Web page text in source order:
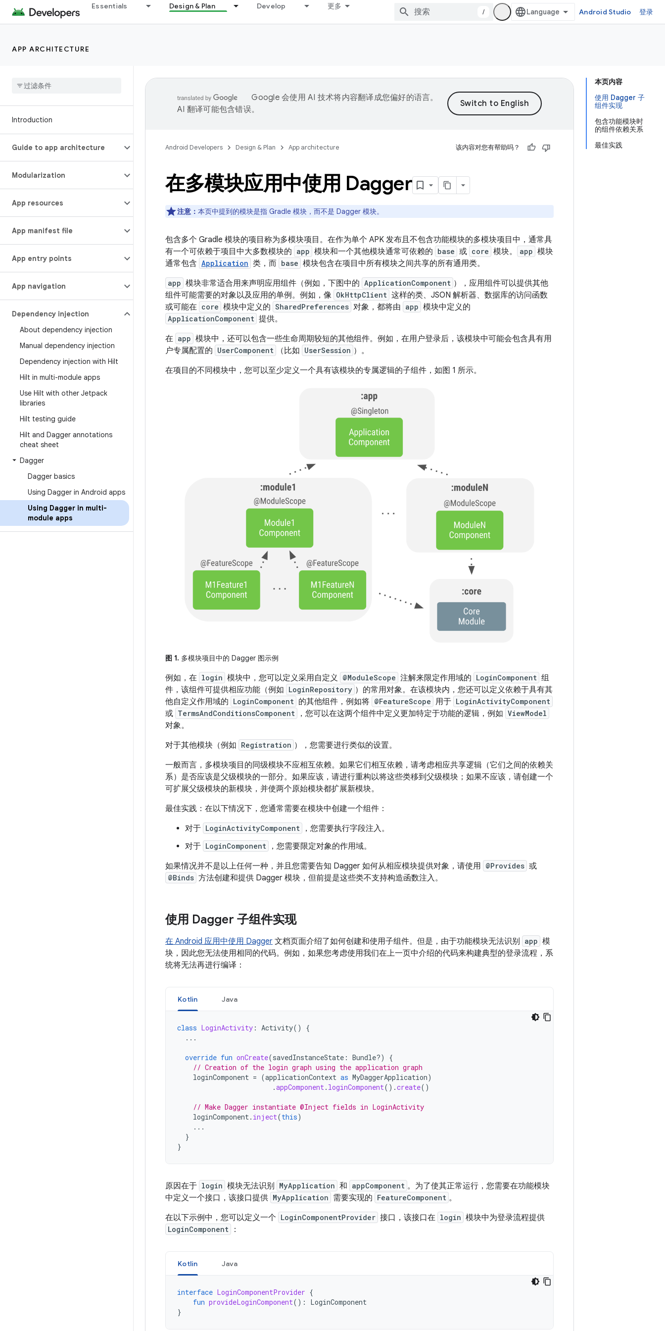
Essentials Design & Plan Develop 更多
/ Android Studio 登录
APP ARCHITECTURE
Introduction
Guide to app architecture
Modularization
App resources
App manifest file
App entry points
App navigation
Dependency injection
About dependency injection
Manual dependency injection
Dependency injection with Hilt
Hilt in multi-module apps
Use Hilt with other Jetpack
libraries
Hilt testing guide
Hilt and Dagger annotations
cheat sheet
Dagger
Dagger basics
Using Dagger in Android apps
Using Dagger in multi-
module apps
本页内容
使用 Dagger 子
组件实现
包含功能模块时
的组件依赖关系
最佳实践
Google 会使用 AI 技术将内容翻译成您偏好的语言。
AI 翻译可能包含错误。
Android Developers Design & Plan App architecture 该内容对您有帮助吗？
在多模块应用中使用 Dagger
注意： 本页中提到的模块是指 Gradle 模块，而不是 Dagger 模块。
包含多个 Gradle 模块的项目称为多模块项目。在作为单个 APK 发布且不包含功能模块的多模块项目中，通常具
有一个可依赖于项目中大多数模块的 app 模块和一个其他模块通常可依赖的 base 或 core 模块。 app 模块
通常包含 Application 类，而 base 模块包含在项目中所有模块之间共享的所有通用类。
app 模块非常适合用来声明应用组件（例如，下图中的 ApplicationComponent ），应用组件可以提供其他
组件可能需要的对象以及应用的单例。例如，像 OkHttpClient 这样的类、JSON 解析器、数据库的访问函数
或可能在 core 模块中定义的 SharedPreferences 对象，都将由 app 模块中定义的
ApplicationComponent 提供。
在 app 模块中，还可以包含一些生命周期较短的其他组件。例如，在用户登录后，该模块中可能会包含具有用
户专属配置的 UserComponent （比如 UserSession ）。
在项目的不同模块中，您可以至少定义一个具有该模块的专属逻辑的子组件，如图 1 所示。
图 1. 多模块项目中的 Dagger 图示例
例如，在 login 模块中，您可以定义采用自定义 @ModuleScope 注解来限定作用域的 LoginComponent 组
件，该组件可提供相应功能（例如 LoginRepository ）的常用对象。在该模块内，您还可以定义依赖于具有其
他自定义作用域的 LoginComponent 的其他组件，例如将 @FeatureScope 用于 LoginActivityComponent
或 TermsAndConditionsComponent ，您可以在这两个组件中定义更加特定于功能的逻辑，例如 ViewModel
对象。
对于其他模块（例如 Registration ），您需要进行类似的设置。
一般而言，多模块项目的同级模块不应相互依赖。如果它们相互依赖，请考虑相应共享逻辑（它们之间的依赖关
系）是否应该是父级模块的一部分。如果应该，请进行重构以将这些类移到父级模块；如果不应该，请创建一个
可扩展父级模块的新模块，并使两个原始模块都扩展新模块。
最佳实践：在以下情况下，您通常需要在模块中创建一个组件：
对于 LoginActivityComponent
，您需要执行字段注入。
对于 LoginComponent
，您需要限定对象的作用域。
如果情况并不是以上任何一种，并且您需要告知 Dagger 如何从相应模块提供对象，请使用 @Provides 或
@Binds 方法创建和提供 Dagger 模块，但前提是这些类不支持构造函数注入。
使用 Dagger 子组件实现
在 Android 应用中使用 Dagger 文档页面介绍了如何创建和使用子组件。但是，由于功能模块无法识别 app 模
块，因此您无法使用相同的代码。例如，如果您考虑使用我们在上一页中介绍的代码来构建典型的登录流程，系
统将无法再进行编译：
Kotlin Java
class LoginActivity : Activity()
{
...
override fun onCreate(savedInstanceState : Bundle?)
{
// Creation of the login graph using the application graph
loginComponent = (applicationContext as MyDaggerApplication)
.appComponent. loginComponent().create()
// Make Dagger instantiate @Inject fields in LoginActivity
loginComponent. inject(this)
...
}
}
原因在于 login 模块无法识别 MyApplication 和 appComponent 。为了使其正常运行，您需要在功能模块
中定义一个接口，该接口提供 MyApplication 需要实现的 FeatureComponent 。
在以下示例中，您可以定义一个 LoginComponentProvider 接口，该接口在 login 模块中为登录流程提供
LoginComponent ：
Kotlin Java
interface LoginComponentProvider {
fun provideLoginComponent():
LoginComponent
}